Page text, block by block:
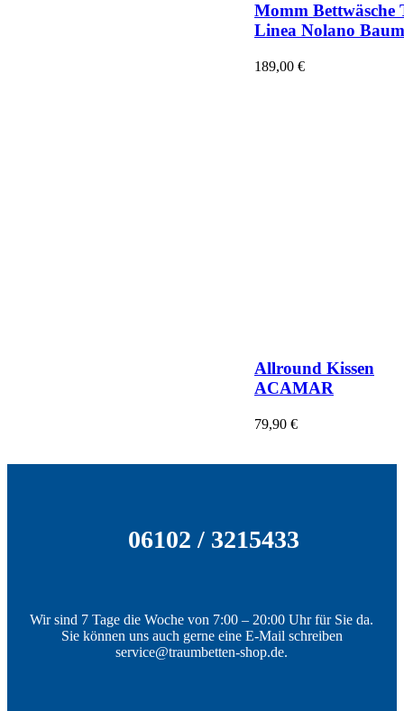
Momm Bettwäsche
Linea Nolano
189,00 €
Allround Kissen
ACAMAR
79,90 €
06102 / 3215433
Wir sind 7 Tage die Woche von 7:00 – 20:00 Uhr für Sie da.
Sie können uns auch gerne eine E-Mail schreiben
service@traumbetten-shop.de.